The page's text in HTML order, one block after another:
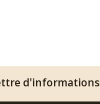
d'informations